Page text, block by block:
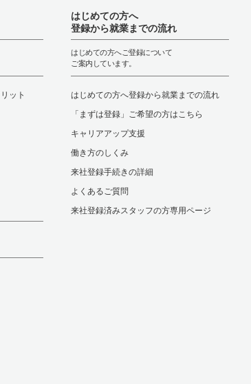
ット
はじめての方へ
登録から就業までの流れ
はじめての方へご登録について
ご案内しています。
はじめての方へ登録から就業までの流れ
「まずは登録」ご希望の方はこちら
キャリアアップ支援
働き方のしくみ
来社登録手続きの詳細
よくあるご質問
来社登録済みスタッフの方専用ページ